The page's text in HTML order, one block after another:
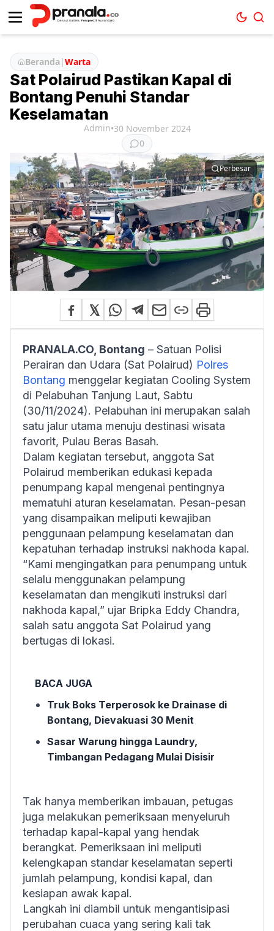
Beranda|Warta
Sat Polairud Pastikan Kapal di
Bontang Penuhi Standar
Keselamatan
Admin•30 November 2024
0
Perbesar
PRANALA.CO, Bontang – Satuan Polisi
Perairan dan Udara (Sat Polairud) Polres
Bontang menggelar kegiatan Cooling System
di Pelabuhan Tanjung Laut, Sabtu
(30/11/2024). Pelabuhan ini merupakan salah
satu jalur utama menuju destinasi wisata
favorit, Pulau Beras Basah.
Dalam kegiatan tersebut, anggota Sat
Polairud memberikan edukasi kepada
penumpang kapal mengenai pentingnya
mematuhi aturan keselamatan. Pesan-pesan
yang disampaikan meliputi kewajiban
penggunaan pelampung keselamatan dan
kepatuhan terhadap instruksi nakhoda kapal.
“Kami mengingatkan para penumpang untuk
selalu menggunakan pelampung
keselamatan dan mengikuti instruksi dari
nakhoda kapal,” ujar Bripka Eddy Chandra,
salah satu anggota Sat Polairud yang
bertugas di lokasi.
BACA JUGA
Truk Boks Terperosok ke Drainase di
Bontang, Dievakuasi 30 Menit
Sasar Warung hingga Laundry,
Timbangan Pedagang Mulai Disisir
Tak hanya memberikan imbauan, petugas
juga melakukan pemeriksaan menyeluruh
terhadap kapal-kapal yang hendak
berangkat. Pemeriksaan ini meliputi
kelengkapan standar keselamatan seperti
jumlah pelampung, kondisi kapal, dan
kesiapan awak kapal.
Langkah ini diambil untuk mengantisipasi
perubahan cuaca yang sering kali tak